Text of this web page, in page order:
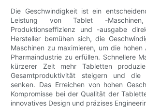
Die Geschwindigkeit ist ein
Leistung von Tablet -
Produktionseffizienz und -ausgabe
Hersteller bemühen sich, die
Maschinen zu maximieren, um die
Pharmaindustrie zu erfüllen. Schnellere
kürzerer Zeit mehr Tabletten
Gesamtproduktivität steigern und die
senken. Das Erreichen von hohen
Kompromisse bei der Qualität der
innovatives Design und präzises